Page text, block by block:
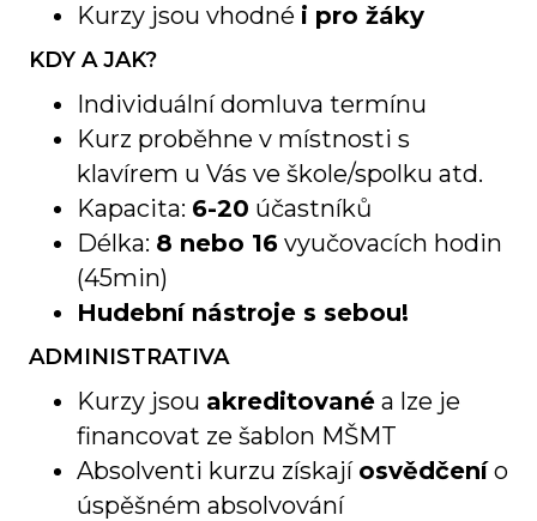
Kurzy jsou vhodné i pro žáky
KDY A JAK?
Individuální domluva termínu
Kurz proběhne v místnosti s
klavírem u Vás ve škole/spolku atd.
Kapacita: 6-20 účastníků
Délka: 8 nebo 16 vyučovacích hodin
(45min)
Hudební nástroje s sebou!
ADMINISTRATIVA
Kurzy jsou akreditované a lze je
financovat ze šablon MŠMT
Absolventi kurzu získají osvědčenío
úspěšném absolvování